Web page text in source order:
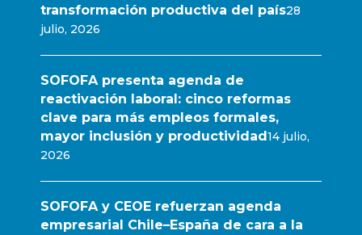
transformación productiva del país28
julio, 2026
SOFOFA presenta agenda de
reactivación laboral: cinco reformas
clave para más empleos formales,
mayor inclusión y productividad14 julio,
2026
SOFOFA y CEOE refuerzan agenda
empresarial Chile–España de cara a la